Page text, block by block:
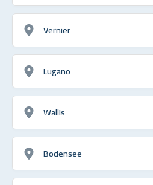
Vernier
Lugano
Wallis
Bodensee